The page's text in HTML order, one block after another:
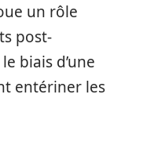
un rôle
post-
biais d’une
entériner les